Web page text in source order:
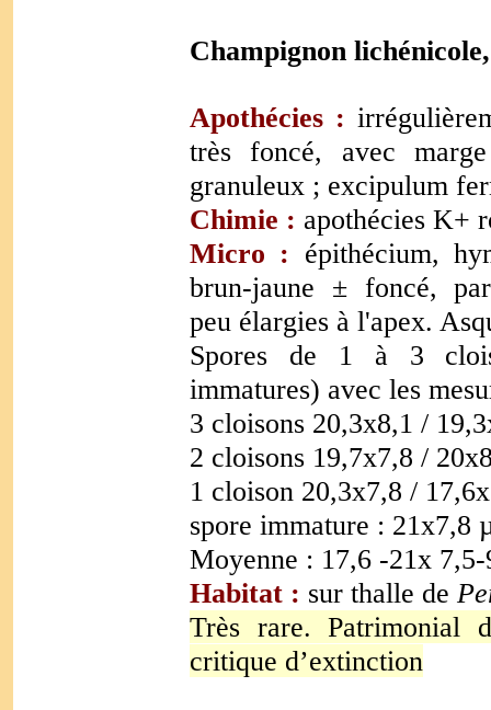
Champignon
Apothécies :
très foncé, avec
granuleux ; excipulum
Chimie : apothécies K+
Micro : épithécium,
brun-jaune ± foncé,
peu élargies à l'apex.
Spores de 1 à 3
immatures) avec les
3 cloisons 20,3x8,1 /
2 cloisons 19,7x7,8 /
1 cloison 20,3x7,8 /
spore immature : 21x7,8
Moyenne : 17,6 -21x
Habitat : sur thalle de
Très rare. Patrimonial
critique d’extinction